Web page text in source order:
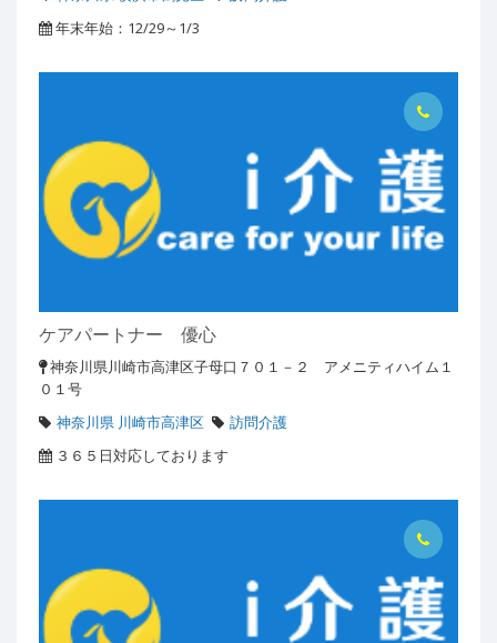
年末年始：12/29～1/3
ケアパートナー 優心
神奈川県川崎市高津区子母口７０１－２ アメニティハイム１
０１号
神奈川県 川崎市高津区
訪問介護
３６５日対応しております